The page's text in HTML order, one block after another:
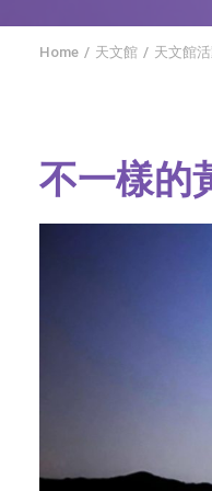
Home 天文館 天文館
不一樣的